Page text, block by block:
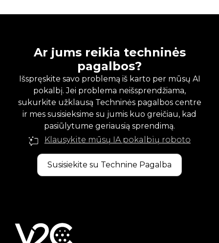
Ar jums reikia techninės
pagalbos?
Išspręskite savo problemą iš karto per mūsų AI
pokalbį. Jei problema neišsprendžiama,
sukurkite užklausą Techninės pagalbos centre
ir mes susisieksime su jumis kuo greičiau, kad
pasiūlytume geriausią sprendimą.
Klausykite mūsų IA pokalbių roboto
Susisiekite su Technine Pagalba